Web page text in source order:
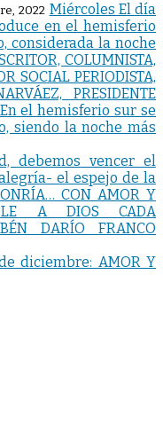
2022 Miércoles El día
en el hemisferio
considerada la noche
COLUMNISTA,
SOCIAL PERIODISTA,
PRESIDENTE
En el hemisferio sur se
siendo la noche más
debemos vencer el
el espejo de la
CON AMOR Y
A DIOS CADA
DARÍO FRANCO
diciembre: AMOR Y